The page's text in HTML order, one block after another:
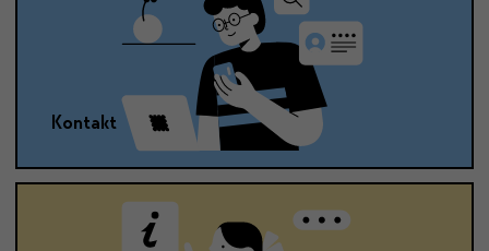
Kontakt